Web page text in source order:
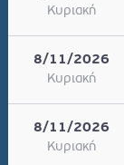
Κυριακή
8/11/2026
Κυριακή
8/11/2026
Κυριακή